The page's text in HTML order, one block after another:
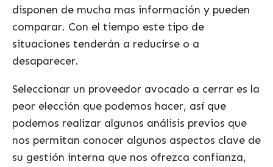
disponen de mucha mas información y pueden
comparar. Con el tiempo este tipo de
situaciones tenderán a reducirse o a
desaparecer.
Seleccionar un proveedor avocado a cerrar es la
peor elección que podemos hacer, así que
podemos realizar algunos análisis previos que
nos permitan conocer algunos aspectos clave de
su gestión interna que nos ofrezca confianza,